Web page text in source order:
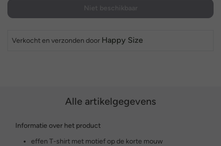
Verkocht en verzonden door Happy Size
Alle artikelgegevens
Informatie over het product
effen T-shirt met motief op de korte mouw